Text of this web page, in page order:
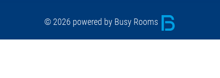
© 2026 powered by Busy Rooms